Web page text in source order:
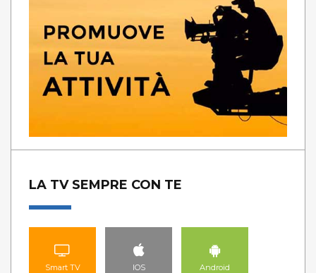
LA TV SEMPRE CON TE
Smart TV IOS Android